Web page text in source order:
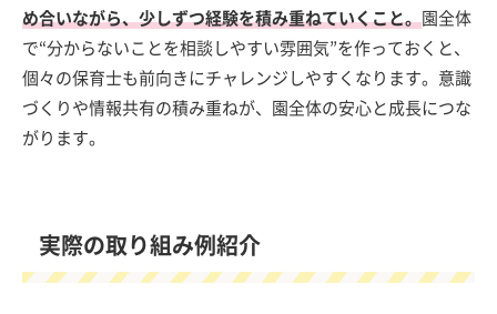
め合いながら、少しずつ経験を積み重ねていくこと。園全体
で“分からないことを相談しやすい雰囲気”を作っておくと、
個々の保育士も前向きにチャレンジしやすくなります。意識
づくりや情報共有の積み重ねが、園全体の安心と成長につな
がります。
実際の取り組み例紹介